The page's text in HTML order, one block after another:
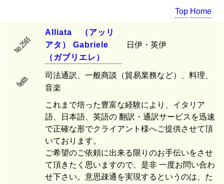
Top Home
No.2565
A iata （アッ リ
アタ ） Ga brie e
（ ガブ リ エレ ）
日伊・英伊
fields
司法通訳、一般商談（貿易業務など）、料理、
音楽
これまで培った豊富な経験により、イタリア
語、日本語、英語の 翻訳・通訳サービスを迅速
で正確な形でクライアント様へご提供させて頂
いております。
ご希望のご依頼に出来る限りのお手伝いをさせ
て頂きたく思いますので、是非 一度お問い合わ
せ下さい。意思疎通を実現するというのは、た